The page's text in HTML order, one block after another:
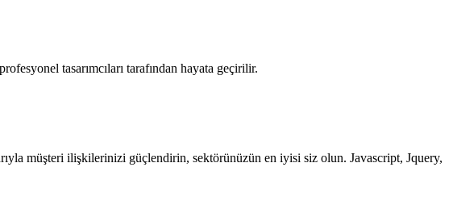
tasarımcıları tarafından hayata geçirilir.
müşteri ilişkilerinizi güçlendirin, sektörünüzün en iyisi siz olun. Javascript, Jquery,